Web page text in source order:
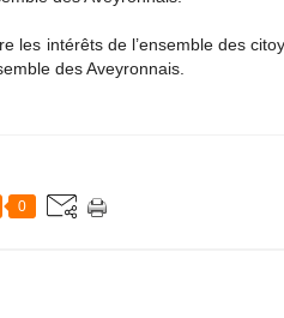
les intérêts de l’ensemble des
des Aveyronnais.
0